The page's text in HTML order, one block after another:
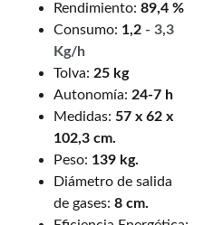
Rendimiento: 89,4 %
Consumo: 1,2- 3,3
Kg/h
Tolva: 25 kg
Autonomía: 24-7 h
Medidas: 57 x 62 x
102,3 cm.
Peso: 139 kg.
Diámetro de salida
de gases: 8 cm.